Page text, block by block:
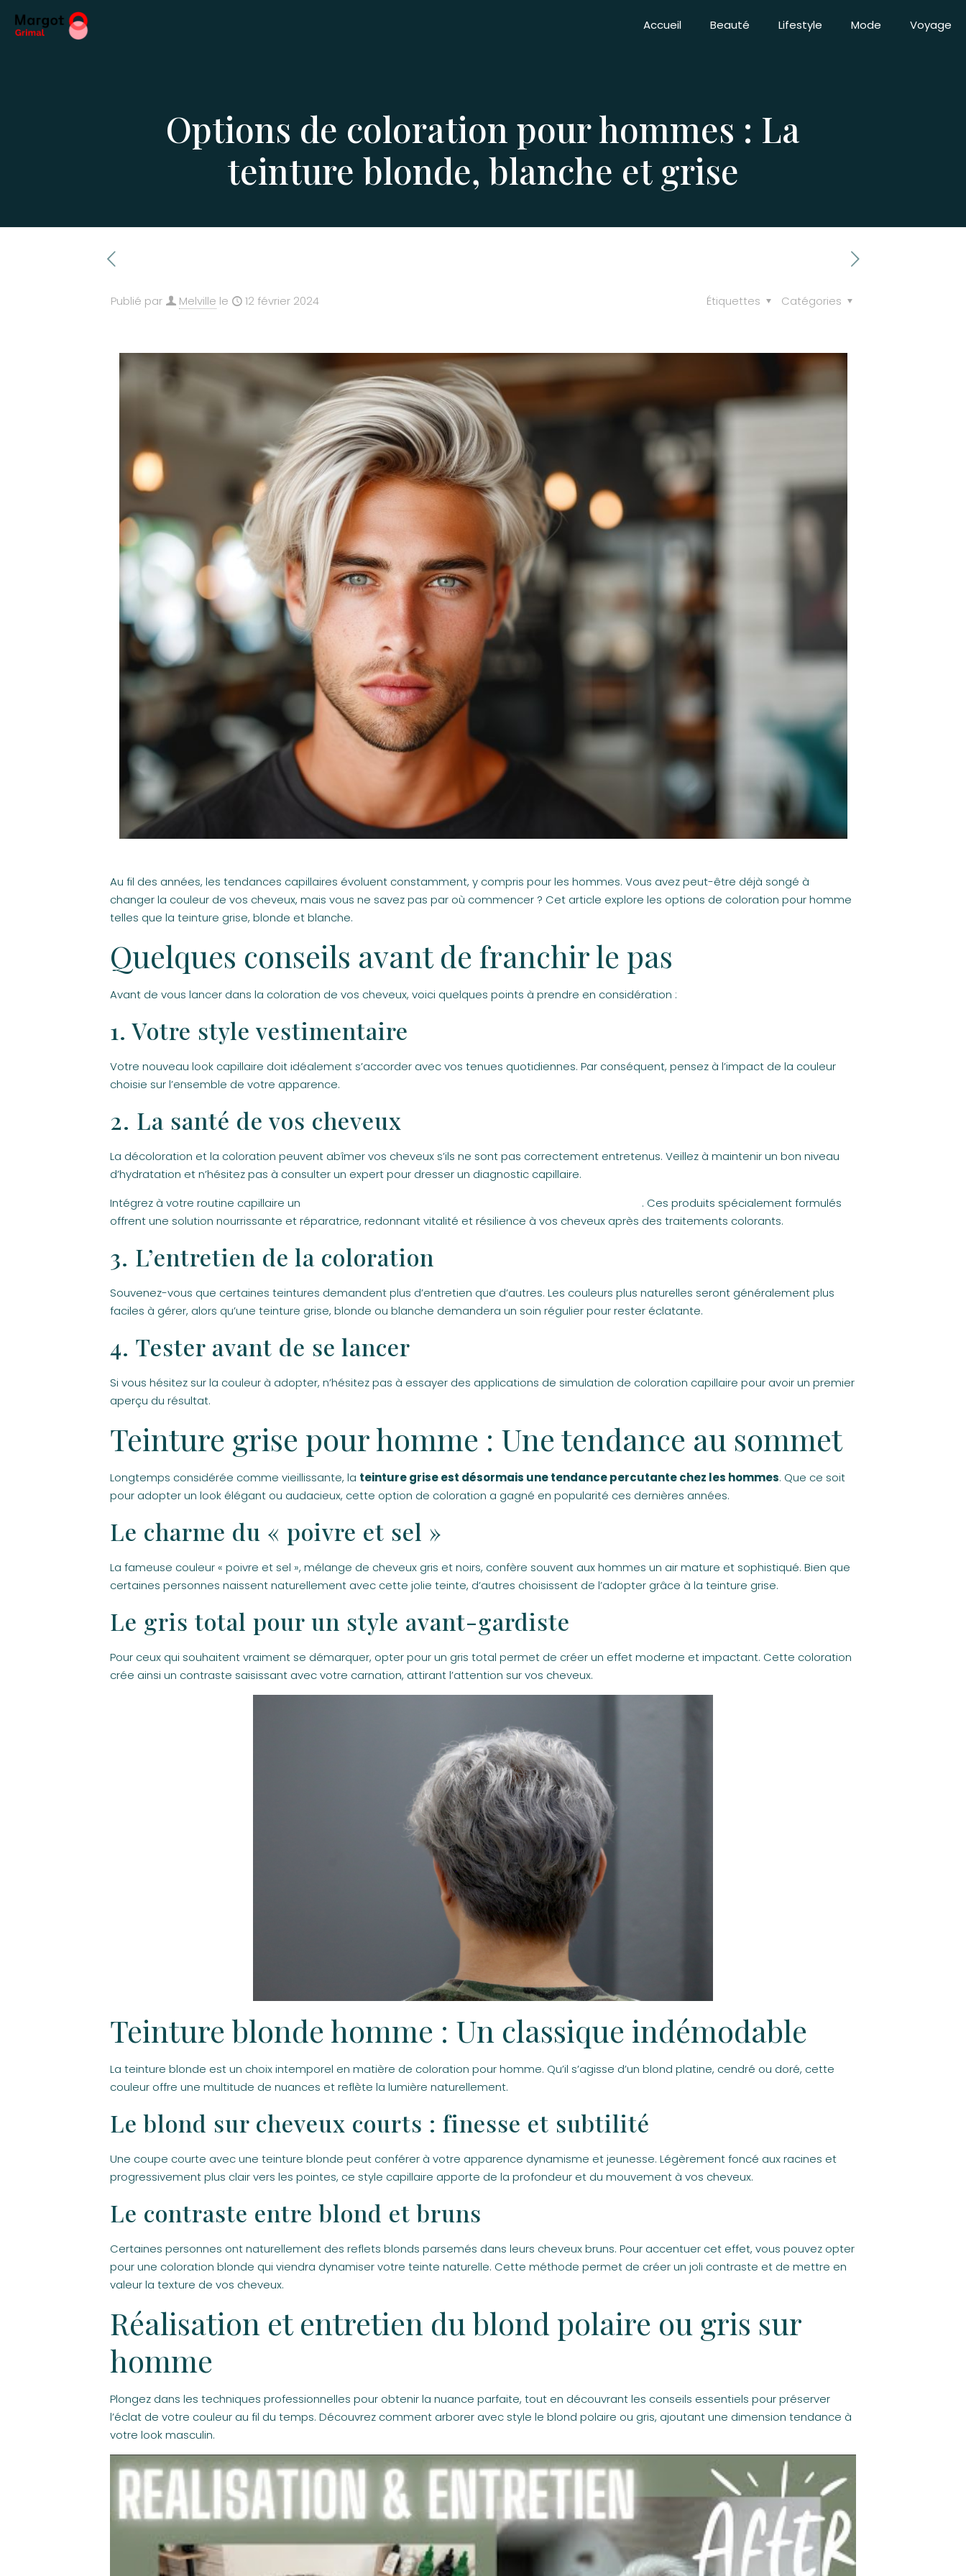
Accueil Beauté Lifestyle Mode Voyage
Options de coloration pour hommes : La
teinture blonde, blanche et grise
Publié par Melville le 12 février 2024 Catégories
Étiquettes
Au fil des années, les tendances capillaires évoluent constamment, y compris pour les hommes. Vous avez peut-être déjà songé à
changer la couleur de vos cheveux, mais vous ne savez pas par où commencer ? Cet article explore les options de coloration pour homme
telles que la teinture grise, blonde et blanche.
Quelques conseils avant de franchir le pas
Avant de vous lancer dans la coloration de vos cheveux, voici quelques points à prendre en considération :
1. Votre style vestimentaire
Votre nouveau look capillaire doit idéalement s’accorder avec vos tenues quotidiennes. Par conséquent, pensez à l’impact de la couleur
choisie sur l’ensemble de votre apparence.
2. La santé de vos cheveux
La décoloration et la coloration peuvent abîmer vos cheveux s’ils ne sont pas correctement entretenus. Veillez à maintenir un bon niveau
d’hydratation et n’hésitez pas à consulter un expert pour dresser un diagnostic capillaire.
Intégrez à votre routine capillaire un
. Ces produits spécialement formulés
offrent une solution nourrissante et réparatrice, redonnant vitalité et résilience à vos cheveux après des traitements colorants.
3. L’entretien de la coloration
Souvenez-vous que certaines teintures demandent plus d’entretien que d’autres. Les couleurs plus naturelles seront généralement plus
faciles à gérer, alors qu’une teinture grise, blonde ou blanche demandera un soin régulier pour rester éclatante.
4. Tester avant de se lancer
Si vous hésitez sur la couleur à adopter, n’hésitez pas à essayer des applications de simulation de coloration capillaire pour avoir un premier
aperçu du résultat.
Teinture grise pour homme : Une tendance au sommet
Longtemps considérée comme vieillissante, la teinture grise est désormais une tendance percutante chez les hommes. Que ce soit
pour adopter un look élégant ou audacieux, cette option de coloration a gagné en popularité ces dernières années.
Le charme du « poivre et sel »
La fameuse couleur « poivre et sel », mélange de cheveux gris et noirs, confère souvent aux hommes un air mature et sophistiqué. Bien que
certaines personnes naissent naturellement avec cette jolie teinte, d’autres choisissent de l’adopter grâce à la teinture grise.
Le gris total pour un style avant-gardiste
Pour ceux qui souhaitent vraiment se démarquer, opter pour un gris total permet de créer un effet moderne et impactant. Cette coloration
crée ainsi un contraste saisissant avec votre carnation, attirant l’attention sur vos cheveux.
Teinture blonde homme : Un classique indémodable
La teinture blonde est un choix intemporel en matière de coloration pour homme. Qu’il s’agisse d’un blond platine, cendré ou doré, cette
couleur offre une multitude de nuances et reflète la lumière naturellement.
Le blond sur cheveux courts : finesse et subtilité
Une coupe courte avec une teinture blonde peut conférer à votre apparence dynamisme et jeunesse. Légèrement foncé aux racines et
progressivement plus clair vers les pointes, ce style capillaire apporte de la profondeur et du mouvement à vos cheveux.
Le contraste entre blond et bruns
Certaines personnes ont naturellement des reflets blonds parsemés dans leurs cheveux bruns. Pour accentuer cet effet, vous pouvez opter
pour une coloration blonde qui viendra dynamiser votre teinte naturelle. Cette méthode permet de créer un joli contraste et de mettre en
valeur la texture de vos cheveux.
Réalisation et entretien du blond polaire ou gris sur
homme
Plongez dans les techniques professionnelles pour obtenir la nuance parfaite, tout en découvrant les conseils essentiels pour préserver
l’éclat de votre couleur au fil du temps. Découvrez comment arborer avec style le blond polaire ou gris, ajoutant une dimension tendance à
votre look masculin.